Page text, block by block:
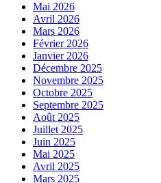
Mai 2026
Avril 2026
Mars 2026
Février 2026
Janvier 2026
Décembre 2025
Novembre 2025
Octobre 2025
Septembre 2025
Août 2025
Juillet 2025
Juin 2025
Mai 2025
Avril 2025
Mars 2025